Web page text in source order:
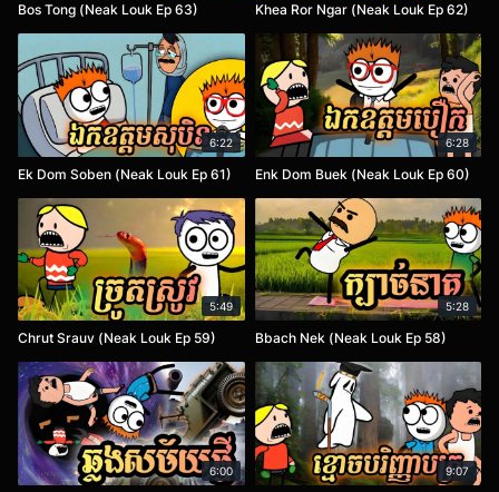
Bos Tong (Neak Louk Ep 63) Khea Ror Ngar (Neak Louk Ep 62)
6:22
Ek Dom Soben (Neak Louk Ep 61)
6:28
Enk Dom Buek (Neak Louk Ep 60)
5:49
Chrut Srauv (Neak Louk Ep 59)
5:28
Bbach Nek (Neak Louk Ep 58)
6:00 9:07